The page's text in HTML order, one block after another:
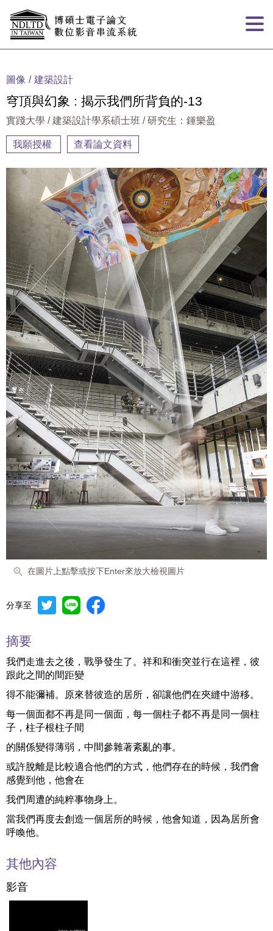
圖像 建築設計
穹頂與幻象 : 揭示我們所背負的-13
實踐大學 / 建築設計學系碩士班 / 研究生：鍾樂盈
我願授權 查看論文資料
在圖片上點擊或按下Enter來放大檢視圖片
分享至
摘要
我們走進去之後，戰爭發生了。祥和和衝突並行在這裡，彼
跟此之間的間距變
得不能彌補。原來替彼造的居所，卻讓他們在夾縫中游移。
每一個面都不再是同一個面，每一個柱子都不再是同一個柱
子，柱子根柱子間
的關係變得薄弱，中間參雜著紊亂的事。
或許脫離是比較適合他們的方式，他們存在的時候，我們會
感覺到他，他會在
我們周遭的純粹事物身上。
當我們再度去創造一個居所的時候，他會知道，因為居所會
呼喚他。
其他內容
影音